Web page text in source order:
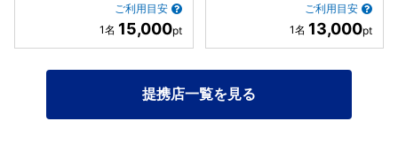
ご利用目安
15,000
ご利用目安
13,000
提携店一覧を見る